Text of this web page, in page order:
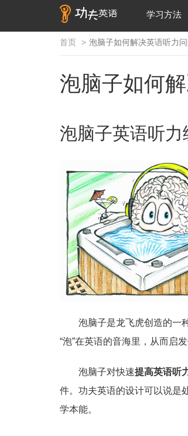
学习方法
首页 泡脑子如何解决英语听力
泡脑子如何
泡脑子英语听力
泡脑子是龙飞虎创造的一
“泡”在英语的音海里，从而启
泡脑子对快速提高英语听
件。功夫英语的设计可以说是
学本能。